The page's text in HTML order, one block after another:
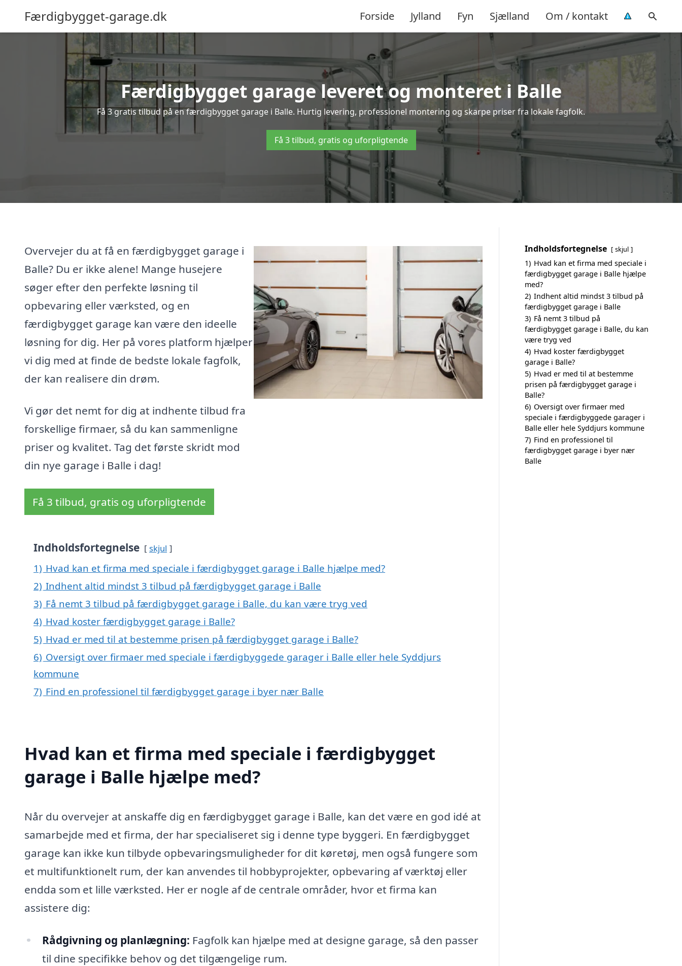
Færdigbygget-garage.dk Forside Jylland Fyn Sjælland Om / kontakt
Færdigbygget garage leveret og monteret i Balle
Få 3 gratis tilbud på en færdigbygget garage i Balle. Hurtig levering, professionel montering og skarpe priser fra lokale fagfolk.
Få 3 tilbud, gratis og uforpligtende
Overvejer du at få en færdigbygget garage i
Balle? Du er ikke alene! Mange husejere
søger efter den perfekte løsning til
opbevaring eller værksted, og en
færdigbygget garage kan være den ideelle
løsning for dig. Her på vores platform hjælper
vi dig med at finde de bedste lokale fagfolk,
der kan realisere din drøm.
Vi gør det nemt for dig at indhente tilbud fra
forskellige firmaer, så du kan sammenligne
priser og kvalitet. Tag det første skridt mod
din nye garage i Balle i dag!
Få 3 tilbud, gratis og uforpligtende
Indholdsfortegnelse skjul
1) Hvad kan et firma med speciale i færdigbygget garage i Balle hjælpe med?
2) Indhent altid mindst 3 tilbud på færdigbygget garage i Balle
3) Få nemt 3 tilbud på færdigbygget garage i Balle, du kan være tryg ved
4) Hvad koster færdigbygget garage i Balle?
5) Hvad er med til at bestemme prisen på færdigbygget garage i Balle?
6) Oversigt over firmaer med speciale i færdigbyggede garager i Balle eller hele Syddjurs
kommune
7) Find en professionel til færdigbygget garage i byer nær Balle
Hvad kan et firma med speciale i færdigbygget
garage i Balle hjælpe med?
Når du overvejer at anskaffe dig en færdigbygget garage i Balle, kan det være en god idé at
samarbejde med et firma, der har specialiseret sig i denne type byggeri. En færdigbygget
garage kan ikke kun tilbyde opbevaringsmuligheder for dit køretøj, men også fungere som
et multifunktionelt rum, der kan anvendes til hobbyprojekter, opbevaring af værktøj eller
endda som et lille værksted. Her er nogle af de centrale områder, hvor et firma kan
assistere dig:
Rådgivning og planlægning: Fagfolk kan hjælpe med at designe garage, så den passer
til dine specifikke behov og det tilgængelige rum.
Indholdsfortegnelse skjul
1) Hvad kan et firma med speciale i
færdigbygget garage i Balle hjælpe
med?
2) Indhent altid mindst 3 tilbud på
færdigbygget garage i Balle
3) Få nemt 3 tilbud på
færdigbygget garage i Balle, du kan
være tryg ved
4) Hvad koster færdigbygget
garage i Balle?
5) Hvad er med til at bestemme
prisen på færdigbygget garage i
Balle?
6) Oversigt over firmaer med
speciale i færdigbyggede garager i
Balle eller hele Syddjurs kommune
7) Find en professionel til
færdigbygget garage i byer nær
Balle